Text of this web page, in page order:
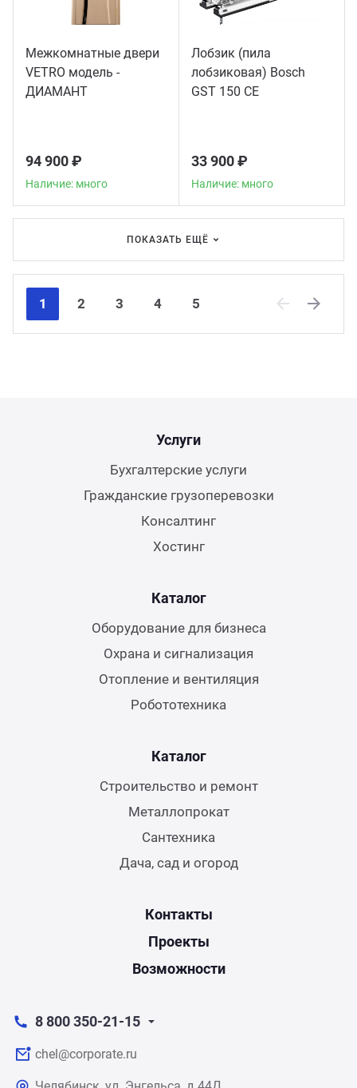
Межкомнатные двери
VETRO модель -
ДИАМАНТ
94 900 ₽
Наличие: много
Лобзик (пила
лобзиковая) Bosch
GST 150 CE
33 900 ₽
Наличие: много
ПОКАЗАТЬ ЕЩЁ
1 2 3 4
5
Услуги
Бухгалтерские услуги
Гражданские грузоперевозки
Консалтинг
Хостинг
Каталог
Оборудование для бизнеса
Охрана и сигнализация
Отопление и вентиляция
Робототехника
Каталог
Строительство и ремонт
Металлопрокат
Сантехника
Дача, сад и огород
Контакты
Проекты
Возможности
8 800 350-21-15
chel@corporate.ru